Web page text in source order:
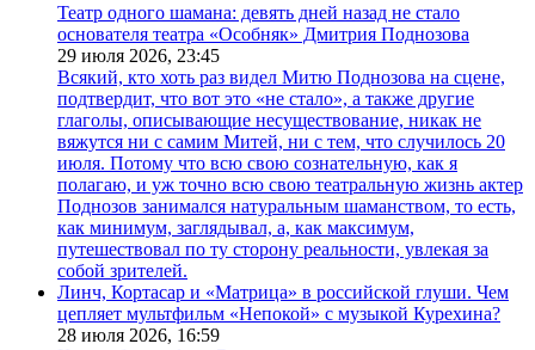
Театр одного шамана: девять дней назад не стало
основателя театра «Особняк» Дмитрия Поднозова
29 июля 2026, 23:45
Всякий, кто хоть раз видел Митю Поднозова на сцене,
подтвердит, что вот это «не стало», а также другие
глаголы, описывающие несуществование, никак не
вяжутся ни с самим Митей, ни с тем, что случилось 20
июля. Потому что всю свою сознательную, как я
полагаю, и уж точно всю свою театральную жизнь актер
Поднозов занимался натуральным шаманством, то есть,
как минимум, заглядывал, а, как максимум,
путешествовал по ту сторону реальности, увлекая за
собой зрителей.
Линч, Кортасар и «Матрица» в российской глуши. Чем
цепляет мультфильм «Непокой» с музыкой Курехина?
28 июля 2026, 16:59